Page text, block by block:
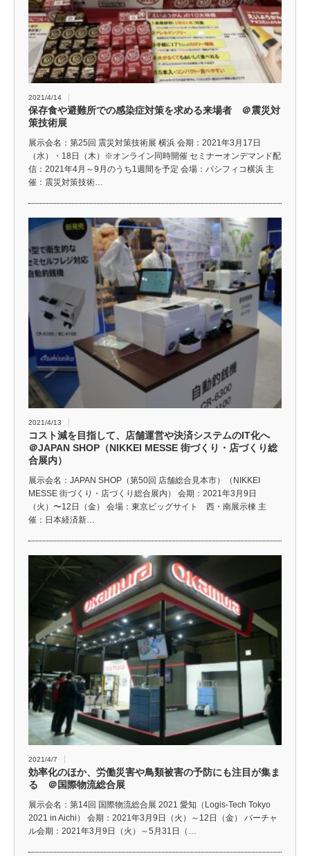
2021/4/14
保存食や避難所での感染症対策を求める来場者 ＠震災対
策技術展
展示会名：第25回 震災対策技術展 横浜 会期：2021年3月17日
（水）・18日（木）※オンライン同時開催 セミナーオンデマンド配
信：2021年4月～9月のうち1週間を予定 会場：パシフィコ横浜 主
催：震災対策技術…
2021/4/13
コスト減を目指して、店舗運営や決済システムのIT化へ
＠JAPAN SHOP（NIKKEI MESSE 街づくり・店づくり総
合展内）
展示会名：JAPAN SHOP（第50回 店舗総合見本市）（NIKKEI
MESSE 街づくり・店づくり総合展内） 会期：2021年3月9日
（火）〜12日（金） 会場：東京ビッグサイト 西・南展示棟 主
催：日本経済新…
2021/4/7
効率化のほか、労働災害や鳥類被害の予防にも注目が集ま
る ＠国際物流総合展
展示会名：第14回 国際物流総合展 2021 愛知（Logis-Tech Tokyo
2021 in Aichi） 会期：2021年3月9日（火）～12日（金） バーチャ
ル会期：2021年3月9日（火）～5月31日（…